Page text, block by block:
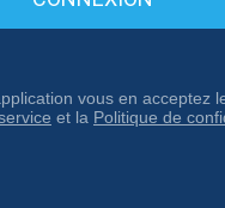
vous en acceptez
et la Politique de